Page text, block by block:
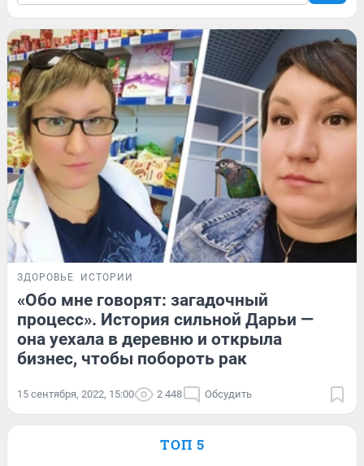
ЗДОРОВЬЕ ИСТОРИИ
«Обо мне говорят: загадочный
процесс». История сильной Дарьи —
она уехала в деревню и открыла
бизнес, чтобы побороть рак
15 сентября, 2022, 15:00 2 448 Обсудить
ТОП 5